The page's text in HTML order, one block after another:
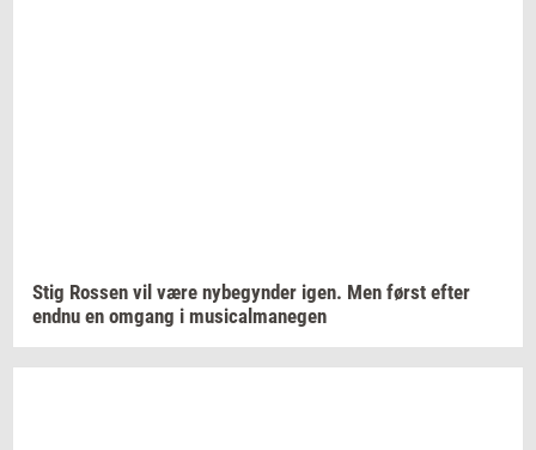
Stig Ros­sen vil være ny­be­gyn­der igen. Men først efter
endnu en om­gang i mu­si­cal­ma­ne­gen